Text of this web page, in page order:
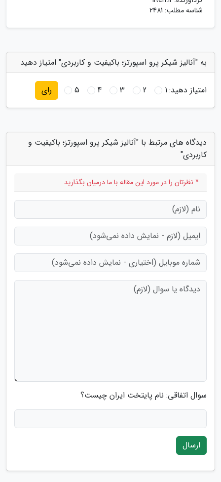
شناسه مطلب: 2481
به "آنالیز شیکر پرو اسپورتز؛ باکیفیت و کاربردی" امتیاز دهید
امتیاز دهید:1
2
3
4
5 رای
دیدگاه های مرتبط با "آنالیز شیکر پرو اسپورتز؛ باکیفیت و
کاربردی"
* نظرتان را در مورد این مقاله با ما درمیان بگذارید
سوال اتفاقی: نام پایتخت ایران چیست؟
ارسال